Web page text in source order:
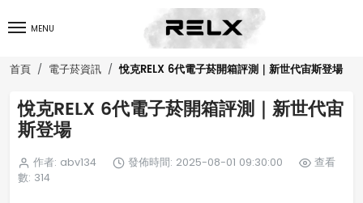
MENU
首頁 電子菸資訊 悅克RELX 6代電子菸開箱評測｜新世代宙斯登場
悅克RELX 6代電子菸開箱評測｜新世代宙
斯登場
作者: abv134 發佈時間: 2025-08-01 09:30:00
查看
數: 314